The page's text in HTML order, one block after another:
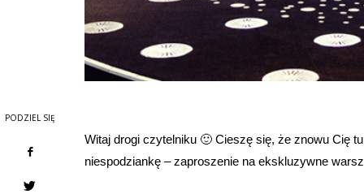
Witaj drogi czytelniku 🙂 Cieszę się, że znowu Cię
niespodziankę – zaproszenie na ekskluzywne
PODZIEL SIĘ